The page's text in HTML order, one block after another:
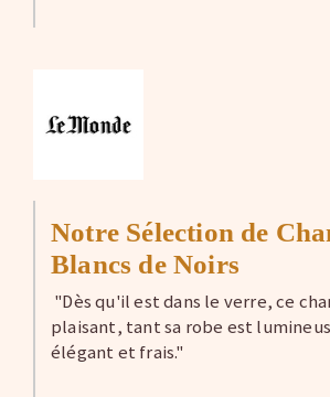
Notre Sélection de
Blancs de Noirs
"Dès qu'il est dans le verre, ce
plaisant, tant sa robe est
élégant et frais."